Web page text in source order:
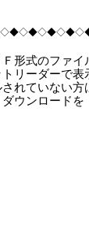
Ｆ形式のファ
トリーダーで
れていない
ウンロードを